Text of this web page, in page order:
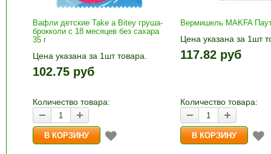
Вафли детские Take a Bitey груша-
брокколи с 18 месяцев без сахара
35 г
Цена указана за 1шт товара.
1шт прибавляется кнопками «+»
и «-». Выберите нужное
корзину»
102.75 руб
Количество товара:
Вермишель MAKFA
Цена указана за 1шт
1шт прибавляется
и «-». Выберите
117.82 руб
Количество товара: